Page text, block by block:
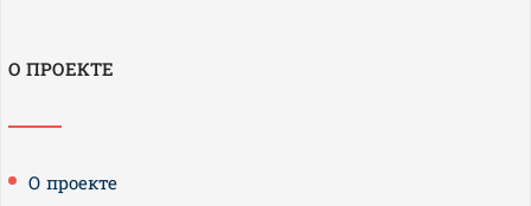
О ПРОЕКТЕ
О проекте